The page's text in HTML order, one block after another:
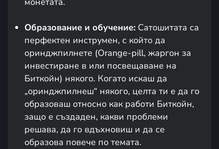
Образование и обучение: Сатошитата са
перфектен инструмен, с който да
оринджпилнете (Orange-pill, жаргон за
инвестиране в или посвещаване на
Биткойн) някого. Когато искаш да
„оринджпилнеш“ някого, целта ти е да го
образоваш относно как работи Биткойн,
защо е създаден, какви проблеми
решава, да го вдъхновиш и да се
образова повече по темата.